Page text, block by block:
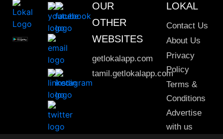
OUR
OTHER
WEBSITES
getlokalapp.com
tamil.getlokalapp.com
LOKAL
Contact Us
About Us
Privacy
Policy
Terms &
Conditions
Advertise
with us